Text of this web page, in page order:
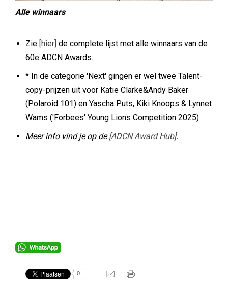
Alle winnaars
Zie [hier] de complete lijst met alle winnaars van de
60e ADCN Awards.
* In de categorie 'Next' gingen er wel twee Talent-
copy-prijzen uit voor Katie Clarke&Andy Baker
(Polaroid 101) en Yascha Puts, Kiki Knoops & Lynnet
Wams ('Forbees' Young Lions Competition 2025)
Meer info vind je op de[ADCN Award Hub].
0